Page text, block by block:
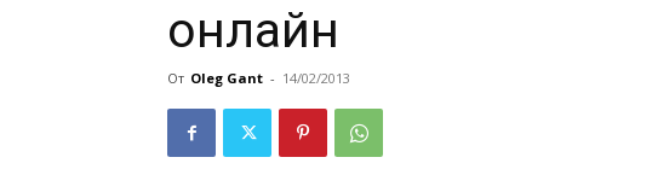
онлайн
От Oleg Gant - 14/02/2013